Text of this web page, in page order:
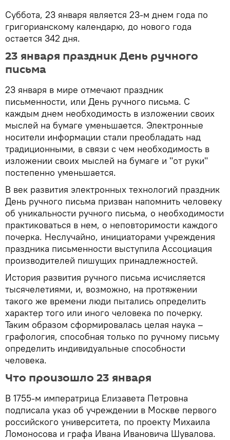
Суббота, 23 января является 23-м днем года по
григорианскому календарю, до нового года
остается 342 дня.
23 января праздник День ручного
письма
23 января в мире отмечают праздник
письменности, или День ручного письма. С
каждым днем необходимость в изложении своих
мыслей на бумаге уменьшается. Электронные
носители информации стали преобладать над
традиционными, в связи с чем необходимость в
изложении своих мыслей на бумаге и "от руки"
постепенно уменьшается.
В век развития электронных технологий праздник
День ручного письма призван напомнить человеку
об уникальности ручного письма, о необходимости
практиковаться в нем, о неповторимости каждого
почерка. Неслучайно, инициаторами учреждения
праздника письменности выступила Ассоциация
производителей пишущих принадлежностей.
История развития ручного письма исчисляется
тысячелетиями, и, возможно, на протяжении
такого же времени люди пытались определить
характер того или иного человека по почерку.
Таким образом сформировалась целая наука –
графология, способная только по ручному письму
определить индивидуальные способности
человека.
Что произошло 23 января
В 1755-м императрица Елизавета Петровна
подписала указ об учреждении в Москве первого
российского университета, по проекту Михаила
Ломоносова и графа Ивана Ивановича Шувалова.